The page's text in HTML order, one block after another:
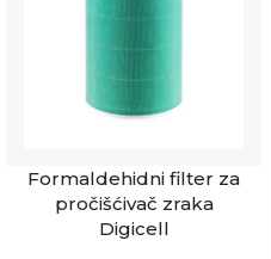
Formaldehidni filter za
pročišćivač zraka
Digicell